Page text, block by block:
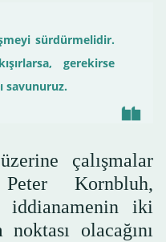
sürdürmelidir.
gerekirse
savunuruz.
çalışmalar
Kornbluh,
iddianamenin iki
olacağını